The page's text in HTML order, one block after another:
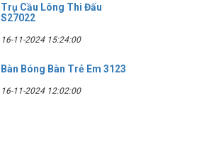
Trụ Cầu Lông Thi Đấu
S27022
16-11-2024 15:24:00
Bàn Bóng Bàn Trẻ Em 3123
16-11-2024 12:02:00